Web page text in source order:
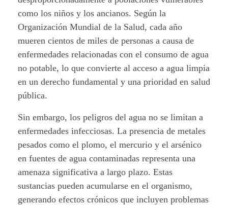
V
i
d
a
y
P
e
l
i
g
como los niños y los ancianos. Según la
Organización Mundial de la Salud, cada año
mueren cientos de miles de personas a causa de
enfermedades relacionadas con el consumo de agua
no potable, lo que convierte al acceso a agua limpia
en un derecho fundamental y una prioridad en salud
pública.
Sin embargo, los peligros del agua no se limitan a
enfermedades infecciosas. La presencia de metales
pesados como el plomo, el mercurio y el arsénico
en fuentes de agua contaminadas representa una
amenaza significativa a largo plazo. Estas
sustancias pueden acumularse en el organismo,
generando efectos crónicos que incluyen problemas